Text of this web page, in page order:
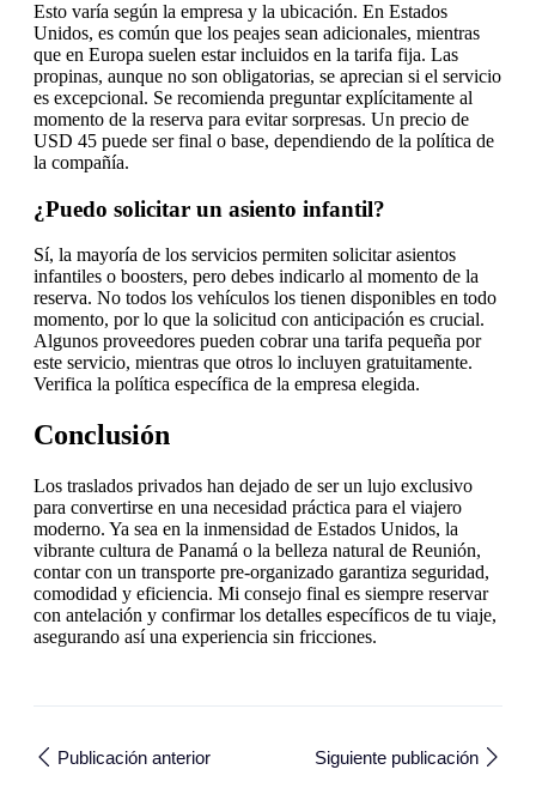
Esto varía según la empresa y la ubicación. En Estados
Unidos, es común que los peajes sean adicionales, mientras
que en Europa suelen estar incluidos en la tarifa fija. Las
propinas, aunque no son obligatorias, se aprecian si el servicio
es excepcional. Se recomienda preguntar explícitamente al
momento de la reserva para evitar sorpresas. Un precio de
USD 45 puede ser final o base, dependiendo de la política de
la compañía.
¿Puedo solicitar un asiento infantil?
Sí, la mayoría de los servicios permiten solicitar asientos
infantiles o boosters, pero debes indicarlo al momento de la
reserva. No todos los vehículos los tienen disponibles en todo
momento, por lo que la solicitud con anticipación es crucial.
Algunos proveedores pueden cobrar una tarifa pequeña por
este servicio, mientras que otros lo incluyen gratuitamente.
Verifica la política específica de la empresa elegida.
Conclusión
Los traslados privados han dejado de ser un lujo exclusivo
para convertirse en una necesidad práctica para el viajero
moderno. Ya sea en la inmensidad de Estados Unidos, la
vibrante cultura de Panamá o la belleza natural de Reunión,
contar con un transporte pre-organizado garantiza seguridad,
comodidad y eficiencia. Mi consejo final es siempre reservar
con antelación y confirmar los detalles específicos de tu viaje,
asegurando así una experiencia sin fricciones.
Publicación anterior Siguiente publicación